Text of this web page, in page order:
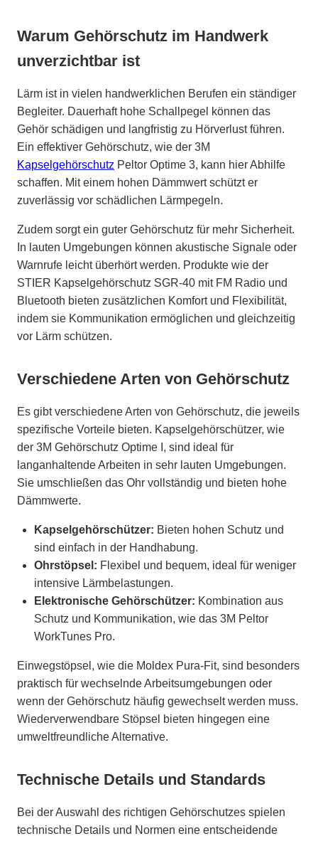
Warum Gehörschutz im Handwerk
unverzichtbar ist
Lärm ist in vielen handwerklichen Berufen ein ständiger
Begleiter. Dauerhaft hohe Schallpegel können das
Gehör schädigen und langfristig zu Hörverlust führen.
Ein effektiver Gehörschutz, wie der 3M
Kapselgehörschutz Peltor Optime 3, kann hier Abhilfe
schaffen. Mit einem hohen Dämmwert schützt er
zuverlässig vor schädlichen Lärmpegeln.
Zudem sorgt ein guter Gehörschutz für mehr Sicherheit.
In lauten Umgebungen können akustische Signale oder
Warnrufe leicht überhört werden. Produkte wie der
STIER Kapselgehörschutz SGR-40 mit FM Radio und
Bluetooth bieten zusätzlichen Komfort und Flexibilität,
indem sie Kommunikation ermöglichen und gleichzeitig
vor Lärm schützen.
Verschiedene Arten von Gehörschutz
Es gibt verschiedene Arten von Gehörschutz, die jeweils
spezifische Vorteile bieten. Kapselgehörschützer, wie
der 3M Gehörschutz Optime I, sind ideal für
langanhaltende Arbeiten in sehr lauten Umgebungen.
Sie umschließen das Ohr vollständig und bieten hohe
Dämmwerte.
Kapselgehörschützer: Bieten hohen Schutz und
sind einfach in der Handhabung.
Ohrstöpsel: Flexibel und bequem, ideal für weniger
intensive Lärmbelastungen.
Elektronische Gehörschützer: Kombination aus
Schutz und Kommunikation, wie das 3M Peltor
WorkTunes Pro.
Einwegstöpsel, wie die Moldex Pura-Fit, sind besonders
praktisch für wechselnde Arbeitsumgebungen oder
wenn der Gehörschutz häufig gewechselt werden muss.
Wiederverwendbare Stöpsel bieten hingegen eine
umweltfreundliche Alternative.
Technische Details und Standards
Bei der Auswahl des richtigen Gehörschutzes spielen
technische Details und Normen eine entscheidende